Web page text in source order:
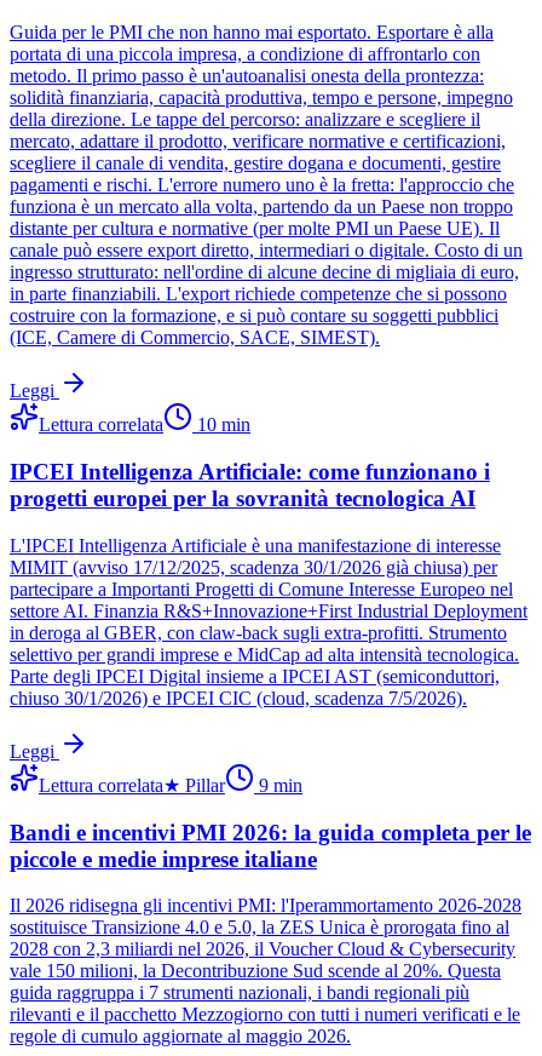
Guida per le PMI che non hanno mai esportato. Esportare è alla
portata di una piccola impresa, a condizione di affrontarlo con
metodo. Il primo passo è un'autoanalisi onesta della prontezza:
solidità finanziaria, capacità produttiva, tempo e persone, impegno
della direzione. Le tappe del percorso: analizzare e scegliere il
mercato, adattare il prodotto, verificare normative e certificazioni,
scegliere il canale di vendita, gestire dogana e documenti, gestire
pagamenti e rischi. L'errore numero uno è la fretta: l'approccio che
funziona è un mercato alla volta, partendo da un Paese non troppo
distante per cultura e normative (per molte PMI un Paese UE). Il
canale può essere export diretto, intermediari o digitale. Costo di un
ingresso strutturato: nell'ordine di alcune decine di migliaia di euro,
in parte finanziabili. L'export richiede competenze che si possono
costruire con la formazione, e si può contare su soggetti pubblici
(ICE, Camere di Commercio, SACE, SIMEST).
Leggi
Lettura correlata
10 min
IPCEI Intelligenza Artificiale: come funzionano i
progetti europei per la sovranità tecnologica AI
L'IPCEI Intelligenza Artificiale è una manifestazione di interesse
MIMIT (avviso 17/12/2025, scadenza 30/1/2026 già chiusa) per
partecipare a Importanti Progetti di Comune Interesse Europeo nel
settore AI. Finanzia R&S+Innovazione+First Industrial Deployment
in deroga al GBER, con claw-back sugli extra-profitti. Strumento
selettivo per grandi imprese e MidCap ad alta intensità tecnologica.
Parte degli IPCEI Digital insieme a IPCEI AST (semiconduttori,
chiuso 30/1/2026) e IPCEI CIC (cloud, scadenza 7/5/2026).
Leggi
Lettura correlata★ Pillar 9 min
Bandi e incentivi PMI 2026: la guida completa per le
piccole e medie imprese italiane
Il 2026 ridisegna gli incentivi PMI: l'Iperammortamento 2026-2028
sostituisce Transizione 4.0 e 5.0, la ZES Unica è prorogata fino al
2028 con 2,3 miliardi nel 2026, il Voucher Cloud & Cybersecurity
vale 150 milioni, la Decontribuzione Sud scende al 20%. Questa
guida raggruppa i 7 strumenti nazionali, i bandi regionali più
rilevanti e il pacchetto Mezzogiorno con tutti i numeri verificati e le
regole di cumulo aggiornate al maggio 2026.